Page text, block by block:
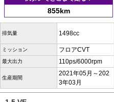
855km
排気量 1498cc
ミッション フロアCVT
最大出力 110ps/6000rpm
生産期間
2021年05月～202
3年03月